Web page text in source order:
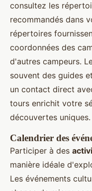
consultez les
recommandés dans
répertoires
coordonnées des
d'autres campeurs.
souvent des guides
un contact direct
tours enrichit votre
découvertes uniques.
Calendrier des
Participer à des
manière idéale
Les événements